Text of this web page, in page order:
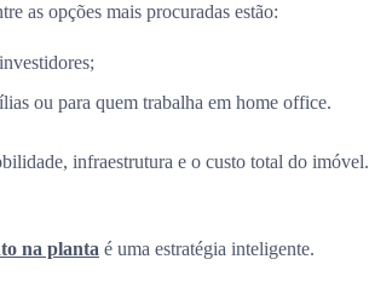
as opções mais procuradas estão:
ou para quem trabalha em home office.
infraestrutura e o custo total do imóvel.
na planta é uma estratégia inteligente.